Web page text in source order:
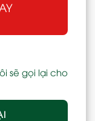
sẽ gọi lại cho